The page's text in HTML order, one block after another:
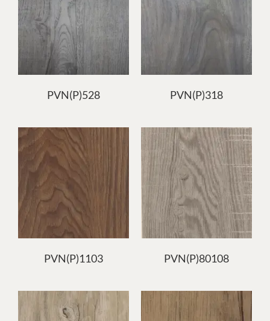
PVN(P)528 PVN(P)318
PVN(P)1103 PVN(P)80108